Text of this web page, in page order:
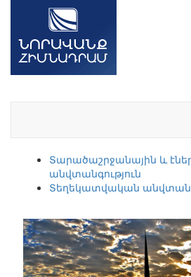
Տարածաշրջանային և
անվտանգություն
Տեղեկատվական